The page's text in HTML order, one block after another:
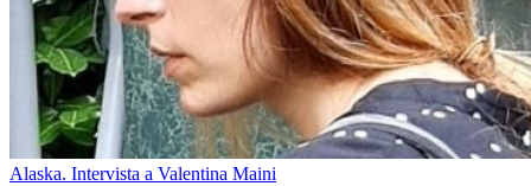
Alaska. Intervista a Valentina Maini